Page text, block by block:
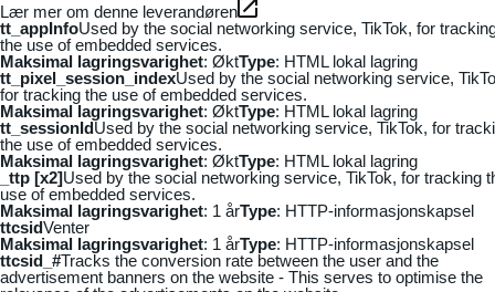
Lær mer om denne leverandøren
tt_appInfoUsed by the social networking service, TikTok, for
the use of embedded services.
Maksimal lagringsvarighet: ØktType: HTML lokal lagring
tt_pixel_session_indexUsed by the social networking service,
for tracking the use of embedded services.
Maksimal lagringsvarighet: ØktType: HTML lokal lagring
tt_sessionIdUsed by the social networking service, TikTok, for
the use of embedded services.
Maksimal lagringsvarighet: ØktType: HTML lokal lagring
_ttp [x2]Used by the social networking service, TikTok, for tracking
use of embedded services.
Maksimal lagringsvarighet: 1 årType: HTTP-informasjonskapsel
ttcsidVenter
Maksimal lagringsvarighet: 1 årType: HTTP-informasjonskapsel
ttcsid_#Tracks the conversion rate between the user and the
advertisement banners on the website - This serves to optimise the